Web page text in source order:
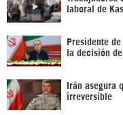
laboral de
Presidente
la decisión
Irán asegura
irreversible